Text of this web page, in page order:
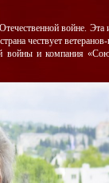
войне. Эта
чествует
войны и компания